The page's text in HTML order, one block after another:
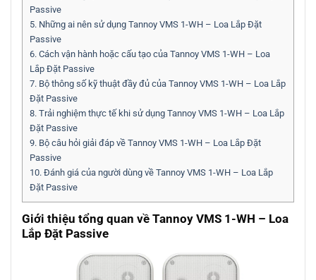
Passive
5. Những ai nên sử dụng Tannoy VMS 1-WH – Loa Lắp Đặt
Passive
6. Cách vận hành hoặc cấu tạo của Tannoy VMS 1-WH – Loa
Lắp Đặt Passive
7. Bộ thông số kỹ thuật đầy đủ của Tannoy VMS 1-WH – Loa Lắp
Đặt Passive
8. Trải nghiệm thực tế khi sử dụng Tannoy VMS 1-WH – Loa Lắp
Đặt Passive
9. Bộ câu hỏi giải đáp về Tannoy VMS 1-WH – Loa Lắp Đặt
Passive
10. Đánh giá của người dùng về Tannoy VMS 1-WH – Loa Lắp
Đặt Passive
Giới thiệu tổng quan về Tannoy VMS 1-WH – Loa
Lắp Đặt Passive